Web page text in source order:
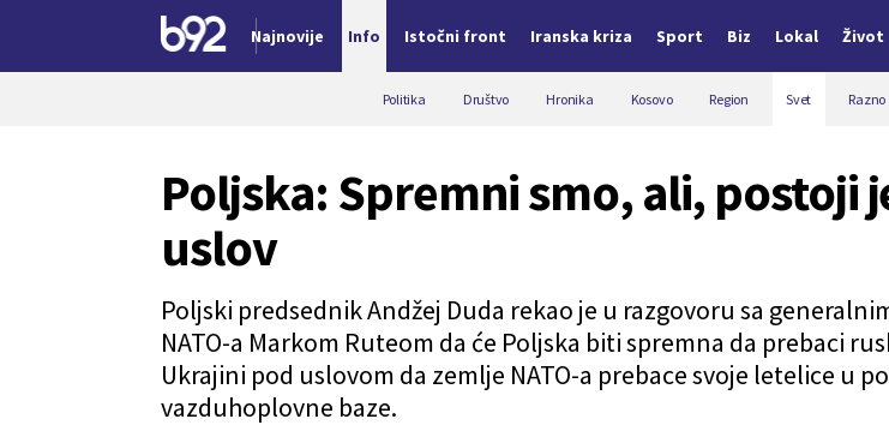
Najnovije Info Istočni front Iranska kriza Sport Biz Lokal Život
Politika Društvo Hronika Kosovo Region Svet Razno
Poljska: Spremni smo, ali, postoji
uslov
Poljski predsednik Andžej Duda rekao je u razgovoru sa
NATO-a Markom Ruteom da će Poljska biti spremna da prebaci
Ukrajini pod uslovom da zemlje NATO-a prebace svoje letelice u
vazduhoplovne baze.